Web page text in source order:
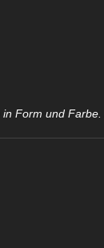
Form und